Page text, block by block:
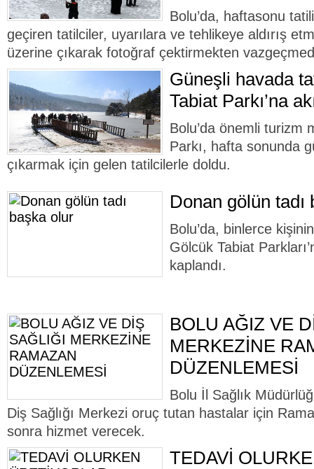
Bolu’da, haftasonu
geçiren tatilciler, uyarılara ve tehlikeye aldırış
üzerine çıkarak fotoğraf çektirmekten
Güneşli havada
Tabiat Parkı’na
Bolu’da önemli turizm
Parkı, hafta sonunda
çıkarmak için gelen tatilcilerle doldu.
Donan gölün tadı
Bolu’da, binlerce
Gölcük Tabiat
kaplandı.
BOLU AĞIZ VE
MERKEZİNE
DÜZENLEMESİ
Bolu İl Sağlık
Diş Sağlığı Merkezi oruç tutan hastalar için
sonra hizmet verecek.
TEDAVİ